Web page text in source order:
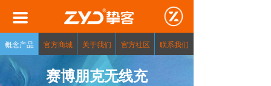
끀
概念产品 官方商城 关于我们 官方社区 联系我们
赛博朋克无线充